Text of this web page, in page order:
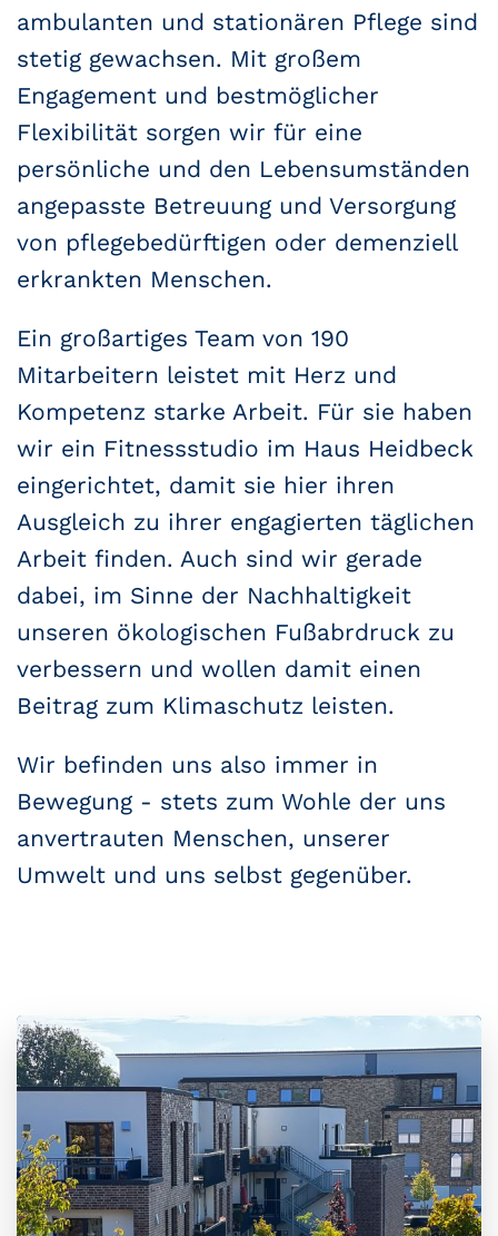
ambulanten und stationären Pflege sind
stetig gewachsen. Mit großem
Engagement und bestmöglicher
Flexibilität sorgen wir für eine
persönliche und den Lebensumständen
angepasste Betreuung und Versorgung
von pflegebedürftigen oder demenziell
erkrankten Menschen.
Ein großartiges Team von 190
Mitarbeitern leistet mit Herz und
Kompetenz starke Arbeit. Für sie haben
wir ein Fitnessstudio im Haus Heidbeck
eingerichtet, damit sie hier ihren
Ausgleich zu ihrer engagierten täglichen
Arbeit finden. Auch sind wir gerade
dabei, im Sinne der Nachhaltigkeit
unseren ökologischen Fußabrdruck zu
verbessern und wollen damit einen
Beitrag zum Klimaschutz leisten.
Wir befinden uns also immer in
Bewegung - stets zum Wohle der uns
anvertrauten Menschen, unserer
Umwelt und uns selbst gegenüber.